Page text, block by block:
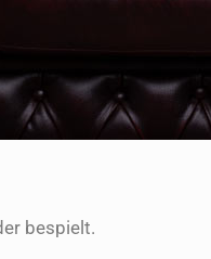
bespielt.